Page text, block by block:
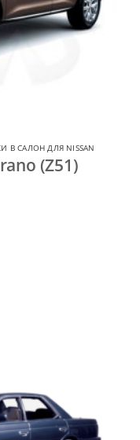
В САЛОН ДЛЯ NISSAN
(Z51)